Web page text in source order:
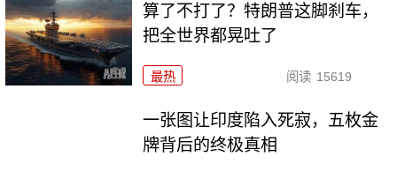
算了不打了？特朗普这脚刹车，
把全世界都晃吐了
最热 阅读 15619
一张图让印度陷入死寂，五枚金
牌背后的终极真相